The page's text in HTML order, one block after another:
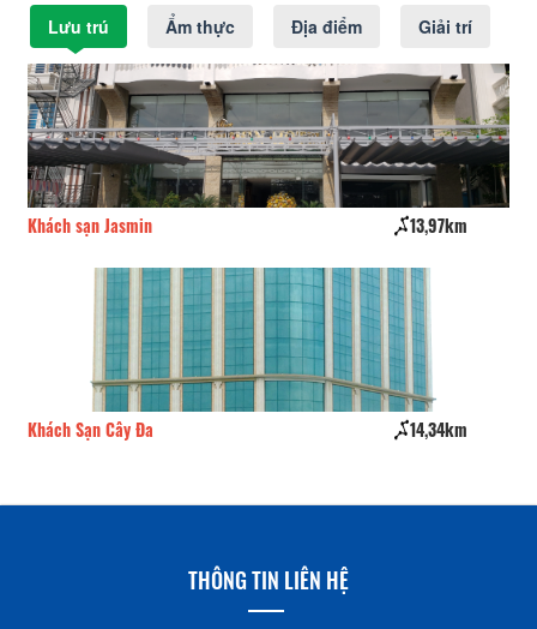
Lưu trú Ẩm thực Địa điểm Giải trí
KS Hoa Hồng I 430m
KS Bình Dương1 600m
THÔNG TIN LIÊN HỆ